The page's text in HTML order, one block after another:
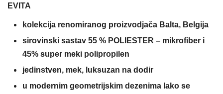
EVITA
kolekcija renomiranog proizvodjača Balta, Belgija
sirovinski sastav 55 % POLIESTER – mikrofiber i
45% super meki polipropilen
jedinstven, mek, luksuzan na dodir
u modernim geometrijskim dezenima lako se